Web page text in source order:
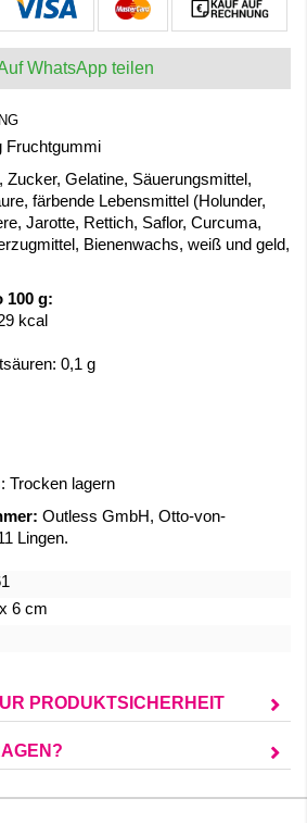
WhatsApp teilen
Fruchtgummi
Zucker, Gelatine, Säuerungsmittel,
färbende Lebensmittel (Holunder,
Jarotte, Rettich, Saflor, Curcuma,
Bienenwachs, weiß und geld,
100 g:
kcal
0,1 g
Trocken lagern
Outless GmbH, Otto-von-
Lingen.
6 cm
PRODUKTSICHERHEIT